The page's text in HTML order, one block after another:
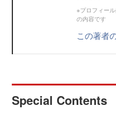
※プロフィー
の内容です
この著者
Special Contents